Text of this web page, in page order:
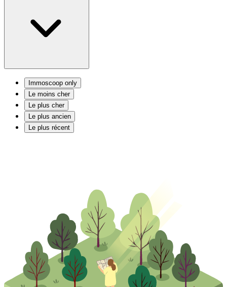
Immoscoop only
Le moins cher
Le plus cher
Le plus ancien
Le plus récent